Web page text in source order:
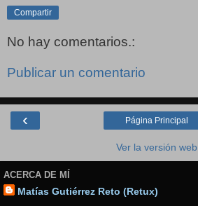
Compartir
No hay comentarios.:
Publicar un comentario
‹ Página Principal
Ver la versión web
ACERCA DE MÍ
Matías Gutiérrez Reto (Retux)